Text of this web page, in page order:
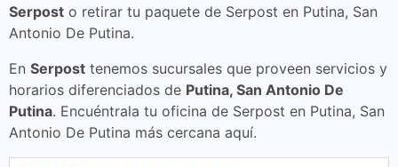
Serpost o retirar tu paquete de Serpost en Putina, San
Antonio De Putina.
En Serpost tenemos sucursales que proveen servicios y
horarios diferenciados de Putina, San Antonio De
Putina. Encuéntrala tu oficina de Serpost en Putina, San
Antonio De Putina más cercana aquí.